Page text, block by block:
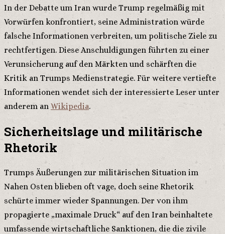
In der Debatte um Iran wurde Trump regelmäßig mit
Vorwürfen konfrontiert, seine Administration würde
falsche Informationen verbreiten, um politische Ziele zu
rechtfertigen. Diese Anschuldigungen führten zu einer
Verunsicherung auf den Märkten und schärften die
Kritik an Trumps Medienstrategie. Für weitere vertiefte
Informationen wendet sich der interessierte Leser unter
anderem an Wikipedia.
Sicherheitslage und militärische
Rhetorik
Trumps Äußerungen zur militärischen Situation im
Nahen Osten blieben oft vage, doch seine Rhetorik
schürte immer wieder Spannungen. Der von ihm
propagierte „maximale Druck“ auf den Iran beinhaltete
umfassende wirtschaftliche Sanktionen, die die zivile